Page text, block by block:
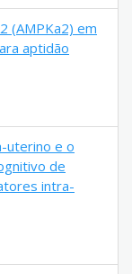
(AMPKa2) em
aptidão
uterino e o
de
intra-